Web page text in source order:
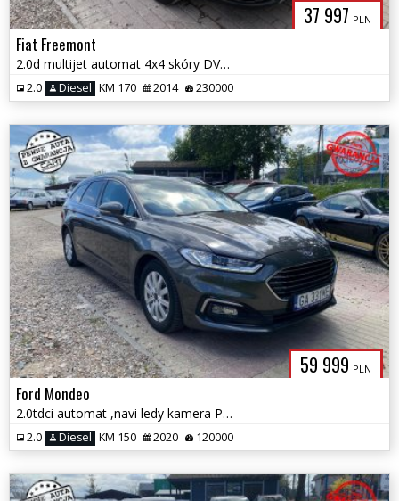
37 997 PLN
Fiat Freemont
2.0d multijet automat 4x4 skóry DVD Navi 7.os.kamera full serwis gwar
2.0 Diesel KM 170 2014 230000
59 999 PLN
Ford Mondeo
2.0tdci automat ,navi ledy kamera PELEN SERWIS, asystenci 1.r.gwaranc
2.0 Diesel KM 150 2020 120000